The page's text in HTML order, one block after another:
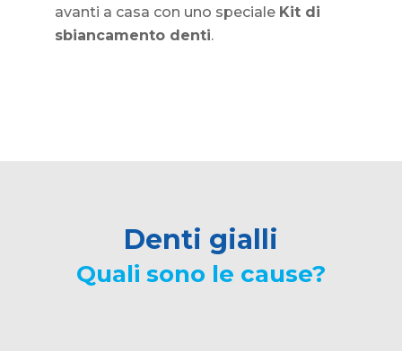
avanti a casa con uno speciale Kit di
sbiancamento denti.
Denti gialli
Quali sono le cause?